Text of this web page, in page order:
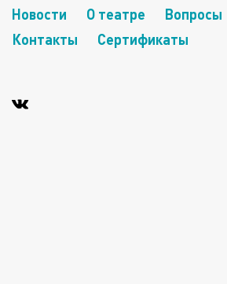
Новости
О театре
Вопросы
Контакты
Сертификаты